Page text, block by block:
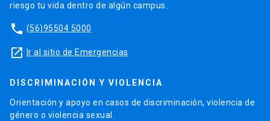
riesgo tu vida dentro de algún campus.
phone (56)95504 5000
launch Ir al sitio de Emergencias
DISCRIMINACIÓN Y VIOLENCIA
Orientación y apoyo en casos de discriminación, violencia de
género o violencia sexual.